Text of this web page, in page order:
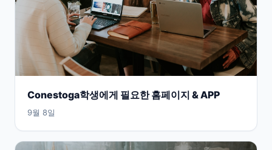
Conestoga학생에게 필요한 홈페이지 & APP
9월 8일